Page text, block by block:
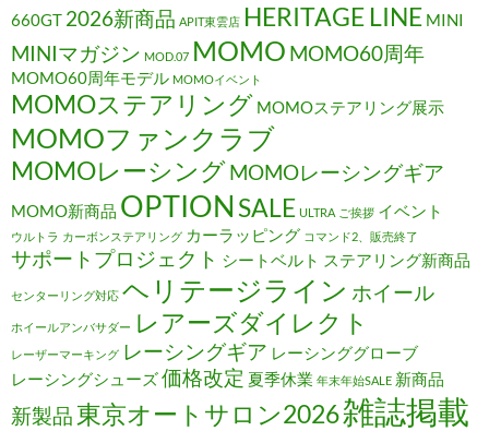
660GT 2026新商品 APIT東雲店 HERITAGE LINE MINI
MINIマガジン MOD.07 MOMO MOMO60周年
MOMO60周年モデル MOMOイベント
MOMOステアリング MOMOステアリング展示
MOMOファンクラブ
MOMOレーシングMOMOレーシングギア
MOMO新商品 OPTION SALE ULTRA ご挨拶 イベント
ウルトラ カーボンステアリング カーラッピング コマンド2、販売終了
サポートプロジェクト シートベルト ステアリング新商品
センターリング対応 ヘリテージライン ホイール
ホイールアンバサダー レアーズダイレクト
レーザーマーキング レーシングギア レーシンググローブ
レーシングシューズ価格改定 夏季休業 年末年始SALE 新商品
新製品 東京オートサロン2026雑誌掲載